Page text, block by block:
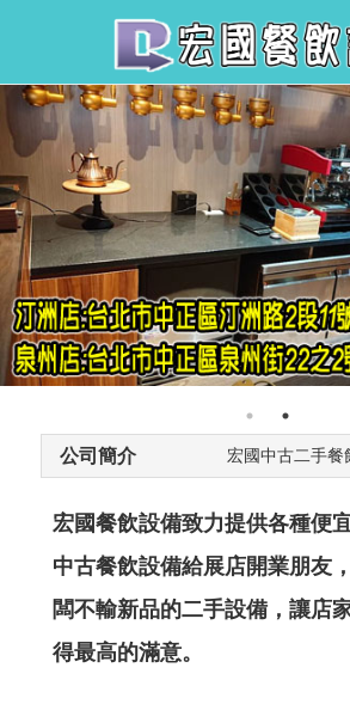
公司簡介 宏國中古二手
宏國餐飲設備致力提供各種便
中古餐飲設備給展店開業朋友
闆不輸新品的二手設備，讓店
得最高的滿意。